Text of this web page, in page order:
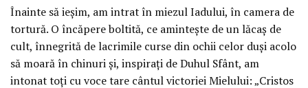
Înainte să ieșim, am intrat în miezul Iadului, în camera de
tortură. O încăpere boltită, ce amintește de un lăcaș de
cult, înnegrită de lacrimile curse din ochii celor duși acolo
să moară în chinuri și, inspirați de Duhul Sfânt, am
intonat toți cu voce tare cântul victoriei Mielului: „Cristos